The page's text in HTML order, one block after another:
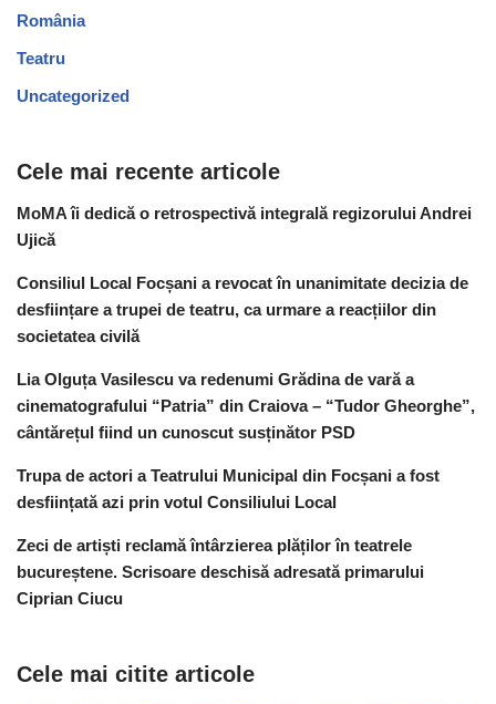
România
Teatru
Uncategorized
Cele mai recente articole
MoMA îi dedică o retrospectivă integrală regizorului Andrei
Ujică
Consiliul Local Focșani a revocat în unanimitate decizia de
desființare a trupei de teatru, ca urmare a reacțiilor din
societatea civilă
Lia Olguța Vasilescu va redenumi Grădina de vară a
cinematografului “Patria” din Craiova – “Tudor Gheorghe”,
cântărețul fiind un cunoscut susținător PSD
Trupa de actori a Teatrului Municipal din Focșani a fost
desființată azi prin votul Consiliului Local
Zeci de artiști reclamă întârzierea plăților în teatrele
bucureștene. Scrisoare deschisă adresată primarului
Ciprian Ciucu
Cele mai citite articole